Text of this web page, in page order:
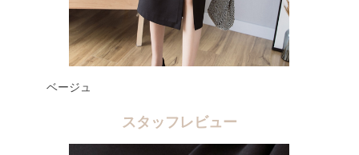
ベージュ
スタッフレビュー